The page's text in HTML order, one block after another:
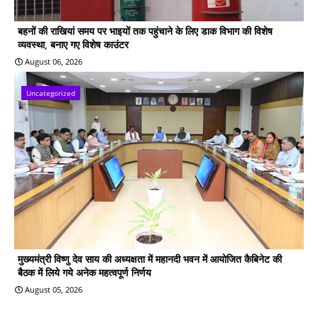
बहनों की राखियां समय पर भाइयों तक पहुंचाने के लिए डाक विभाग की विशेष
व्यवस्था, बनाए गए विशेष काउंटर
August 06, 2026
Uncategorized
मुख्यमंत्री विष्णु देव साय की अध्यक्षता में महानदी भवन में आयोजित कैबिनेट की
बैठक में लिये गये अनेक महत्वपूर्ण निर्णय
August 05, 2026